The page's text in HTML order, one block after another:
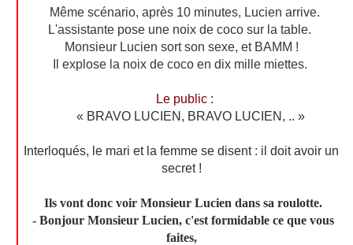
Même scénario, après 10 minutes, Lucien arrive.
L'assistante pose une noix de coco sur la table.
Monsieur Lucien sort son sexe, et BAMM !
Il explose la noix de coco en dix mille miettes.
Le public :
« BRAVO LUCIEN, BRAVO LUCIEN, .. »
Interloqués, le mari et la femme se disent : il doit avoir un
secret !
Ils vont donc voir Monsieur Lucien dans sa roulotte.
- Bonjour Monsieur Lucien, c'est formidable ce que vous
faites,